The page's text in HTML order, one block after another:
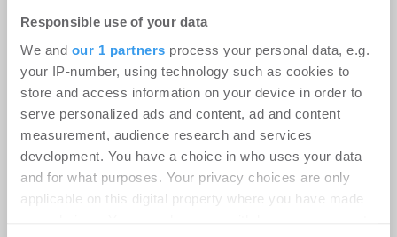
Responsible use of your data
We and our 1 partners process your personal data, e.g.
your IP-number, using technology such as cookies to
store and access information on your device in order to
serve personalized ads and content, ad and content
measurement, audience research and services
development. You have a choice in who uses your data
and for what purposes. Your privacy choices are only
applicable on this digital property where you have made
Dream beschleunigt das Wachstum
seiner Asset-Management-
Plattform mit der Übernahme von
Chancerygate
Asset Management | Unternehmen-